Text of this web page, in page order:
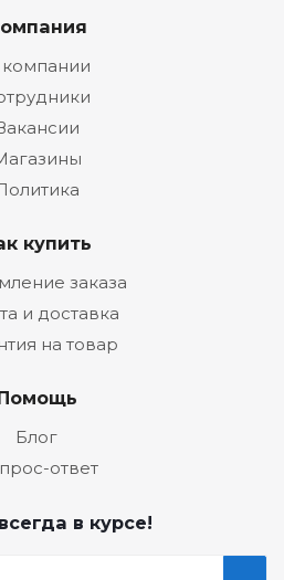
купить
заказа
и доставка
на товар
Блог
ответ
в курсе!